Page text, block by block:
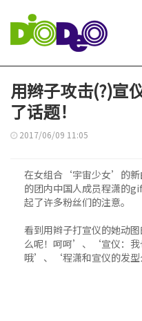
用辫子攻击(?)宣
了话题！
2017/06/09 11:05
在女组合‘宇宙少女’的
的团内中国人成员程潇的
起了许多粉丝们的注意。
看到用辫子打宣仪的她动
么呢！呵呵’、‘宣仪：
哦’、‘程潇和宣仪的发型